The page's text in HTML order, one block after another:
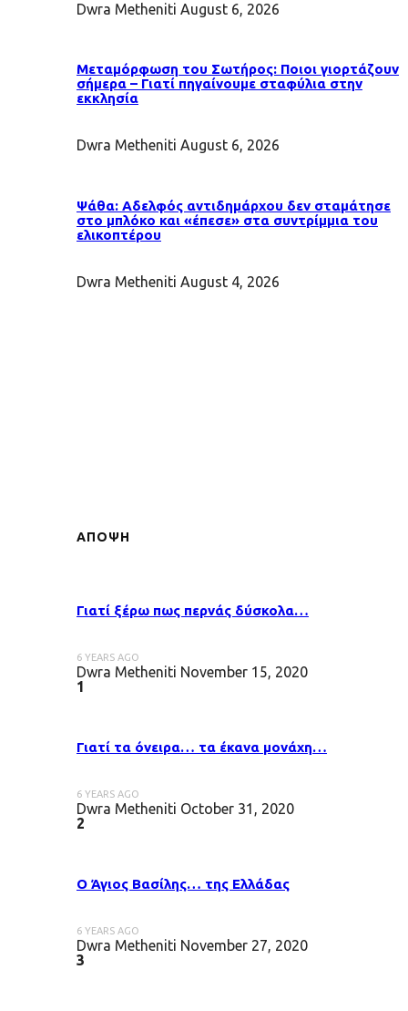
Dwra Metheniti August 6, 2026
Μεταμόρφωση του Σωτήρος: Ποιοι γιορτάζουν
σήμερα – Γιατί πηγαίνουμε σταφύλια στην
εκκλησία
Dwra Metheniti August 6, 2026
Ψάθα: Αδελφός αντιδημάρχου δεν σταμάτησε
στο μπλόκο και «έπεσε» στα συντρίμμια του
ελικοπτέρου
Dwra Metheniti August 4, 2026
ΑΠΟΨΗ
Γιατί ξέρω πως περνάς δύσκολα…
6 YEARS AGO
Dwra Metheniti November 15, 2020
1
Γιατί τα όνειρα… τα έκανα μονάχη…
6 YEARS AGO
Dwra Metheniti October 31, 2020
2
Ο Άγιος Βασίλης… της Ελλάδας
6 YEARS AGO
Dwra Metheniti November 27, 2020
3